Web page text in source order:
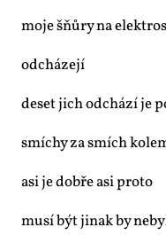
mo­je šňů­ry na
od­chá­ze­jí
de­set jich od­chá­zí je
smí­chy za smích
asi je dob­ře asi pro­to
mu­sí být ji­nak by